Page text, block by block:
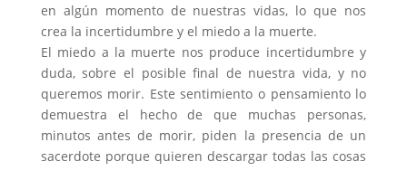
en algún momento de nuestras vidas, lo que nos
crea la incertidumbre y el miedo a la muerte.
El miedo a la muerte nos produce incertidumbre y
duda, sobre el posible final de nuestra vida, y no
queremos morir. Este sentimiento o pensamiento lo
demuestra el hecho de que muchas personas,
minutos antes de morir, piden la presencia de un
sacerdote porque quieren descargar todas las cosas